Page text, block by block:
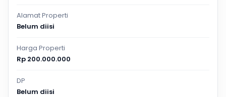
Alamat Properti
Belum diisi
Harga Properti
Rp 200.000.000
DP
Belum diisi